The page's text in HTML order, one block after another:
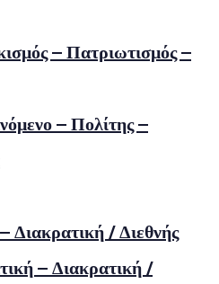
– Πατριωτισμός –
– Πολίτης –
Διακρατική / Διεθνής
– Διακρατική /